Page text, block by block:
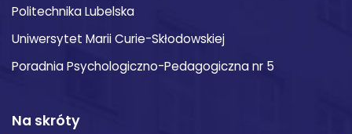
Politechnika Lubelska
Uniwersytet Marii Curie-Skłodowskiej
Poradnia Psychologiczno-Pedagogiczna nr 5
Na skróty